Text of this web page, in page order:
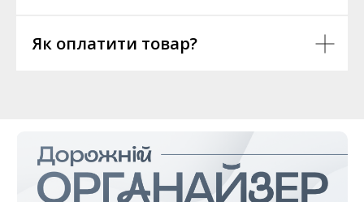
Як оплатити товар?